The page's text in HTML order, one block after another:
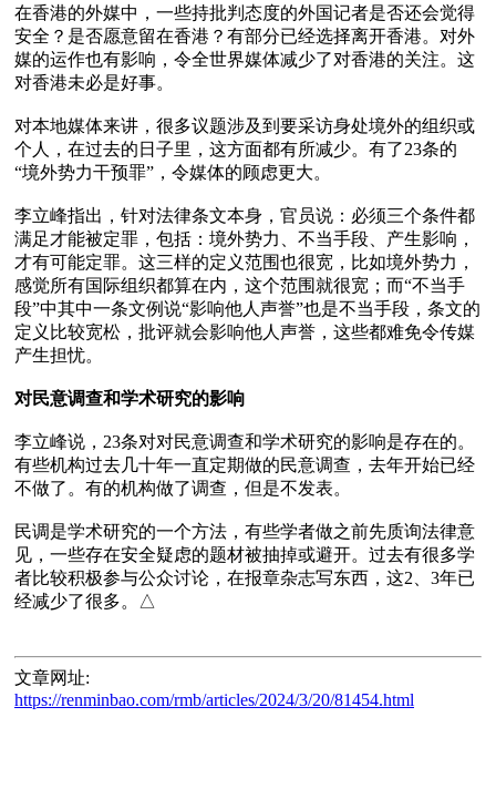
在香港的外媒中，一些持批判态度的外国记者是否还会觉得
安全？是否愿意留在香港？有部分已经选择离开香港。对外
媒的运作也有影响，令全世界媒体减少了对香港的关注。这
对香港未必是好事。
对本地媒体来讲，很多议题涉及到要采访身处境外的组织或
个人，在过去的日子里，这方面都有所减少。有了23条的
“境外势力干预罪”，令媒体的顾虑更大。
李立峰指出，针对法律条文本身，官员说：必须三个条件都
满足才能被定罪，包括：境外势力、不当手段、产生影响，
才有可能定罪。这三样的定义范围也很宽，比如境外势力，
感觉所有国际组织都算在内，这个范围就很宽；而“不当手
段”中其中一条文例说“影响他人声誉”也是不当手段，条文的
定义比较宽松，批评就会影响他人声誉，这些都难免令传媒
产生担忧。
对民意调查和学术研究的影响
李立峰说，23条对对民意调查和学术研究的影响是存在的。
有些机构过去几十年一直定期做的民意调查，去年开始已经
不做了。有的机构做了调查，但是不发表。
民调是学术研究的一个方法，有些学者做之前先质询法律意
见，一些存在安全疑虑的题材被抽掉或避开。过去有很多学
者比较积极参与公众讨论，在报章杂志写东西，这2、3年已
文章网址:
https://renminbao.com/rmb/articles/2024/3/20/81454.html